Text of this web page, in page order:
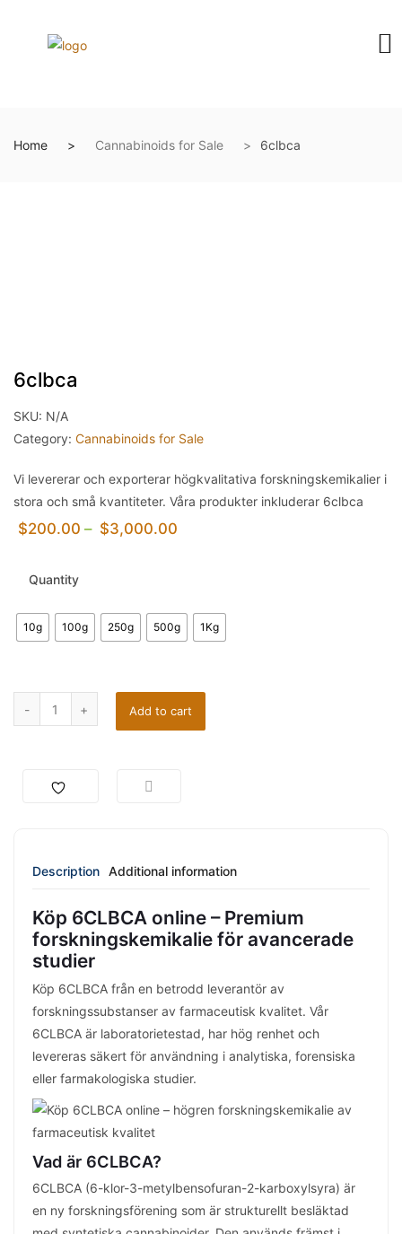
Home Cannabinoids for Sale 6clbca
6clbca
SKU: N/A
Category: Cannabinoids for Sale
Vi levererar och exporterar högkvalitativa forskningskemikalier i
stora och små kvantiteter. Våra produkter inkluderar 6clbca
$200.00 – $3,000.00
Quantity
10g 100g 250g 500g 1Kg
Add to cart
Description Additional information
Köp 6CLBCA online – Premium
forskningskemikalie för avancerade
studier
Köp 6CLBCA från en betrodd leverantör av
forskningssubstanser av farmaceutisk kvalitet. Vår
6CLBCA är laboratorietestad, har hög renhet och
levereras säkert för användning i analytiska, forensiska
eller farmakologiska studier.
Vad är 6CLBCA?
6CLBCA (6-klor-3-metylbensofuran-2-karboxylsyra) är
en ny forskningsförening som är strukturellt besläktad